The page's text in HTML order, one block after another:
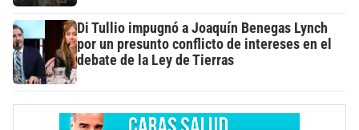
Di Tullio impugnó a Joaquín Benegas Lynch
por un presunto conflicto de intereses en el
debate de la Ley de Tierras